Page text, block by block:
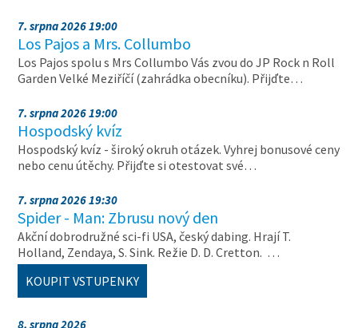
7. srpna 2026 19:00
Los Pajos a Mrs. Collumbo
Los Pajos spolu s Mrs Collumbo Vás zvou do JP Rock n Roll
Garden Velké Meziříčí (zahrádka obecníku). Přijďte…
7. srpna 2026 19:00
Hospodský kvíz
Hospodský kvíz - široký okruh otázek. Vyhrej bonusové ceny
nebo cenu útěchy. Přijďte si otestovat své…
7. srpna 2026 19:30
Spider - Man: Zbrusu nový den
Akční dobrodružné sci-fi USA, český dabing. Hrají T.
Holland, Zendaya, S. Sink. Režie D. D. Cretton. …
KOUPIT VSTUPENKY
8. srpna 2026